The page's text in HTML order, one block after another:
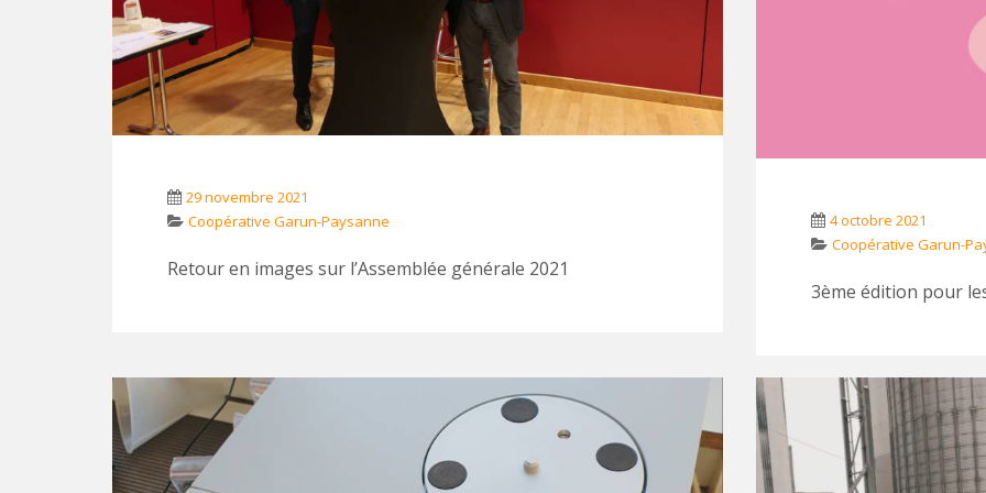
29 novembre 2021
Coopérative Garun-Paysanne
Retour en images sur l’Assemblée générale 2021
4 octobre 2021
Coopérative Garun-
3ème édition pour